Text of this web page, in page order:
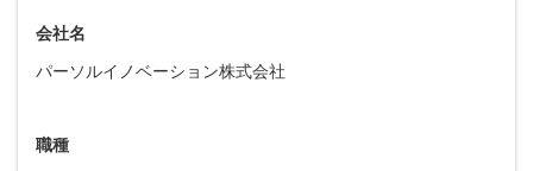
会社名
パーソルイノベーション株式会社
職種